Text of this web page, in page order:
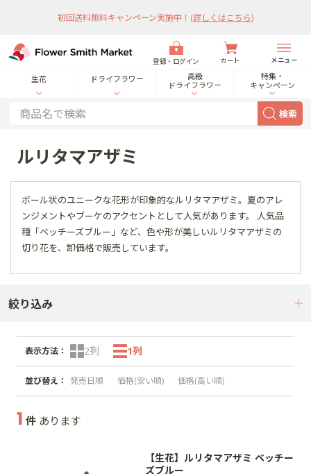
初回送料無料キャンペーン実施中！ (詳しくはこちら)
登録・ログイン カート メニュー
生花 ドライフラワー
高級
ドライフラワー
特集・
キャンペーン
検索
ルリタマアザミ
ボール状のユニークな花形が印象的なルリタマアザミ。夏のアレ
ンジメントやブーケのアクセントとして人気があります。 人気品
種「ベッチーズブルー」など、色や形が美しいルリタマアザミの
切り花を、卸価格で販売しています。
絞り込み
表示方法： 2列 1列
並び替え ： 発売日順 価格(安い順) 価格(高い順)
1 件 あります
【生花】ルリタマアザミ ベッチー
ズブルー